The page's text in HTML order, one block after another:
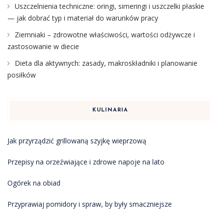
Uszczelnienia techniczne: oringi, simeringi i uszczelki płaskie
— jak dobrać typ i materiał do warunków pracy
Ziemniaki – zdrowotne właściwości, wartości odżywcze i
zastosowanie w diecie
Dieta dla aktywnych: zasady, makroskładniki i planowanie
posiłków
KULINARIA
Jak przyrządzić grillowaną szyjkę wieprzową
Przepisy na orzeźwiające i zdrowe napoje na lato
Ogórek na obiad
Przyprawiaj pomidory i spraw, by były smaczniejsze